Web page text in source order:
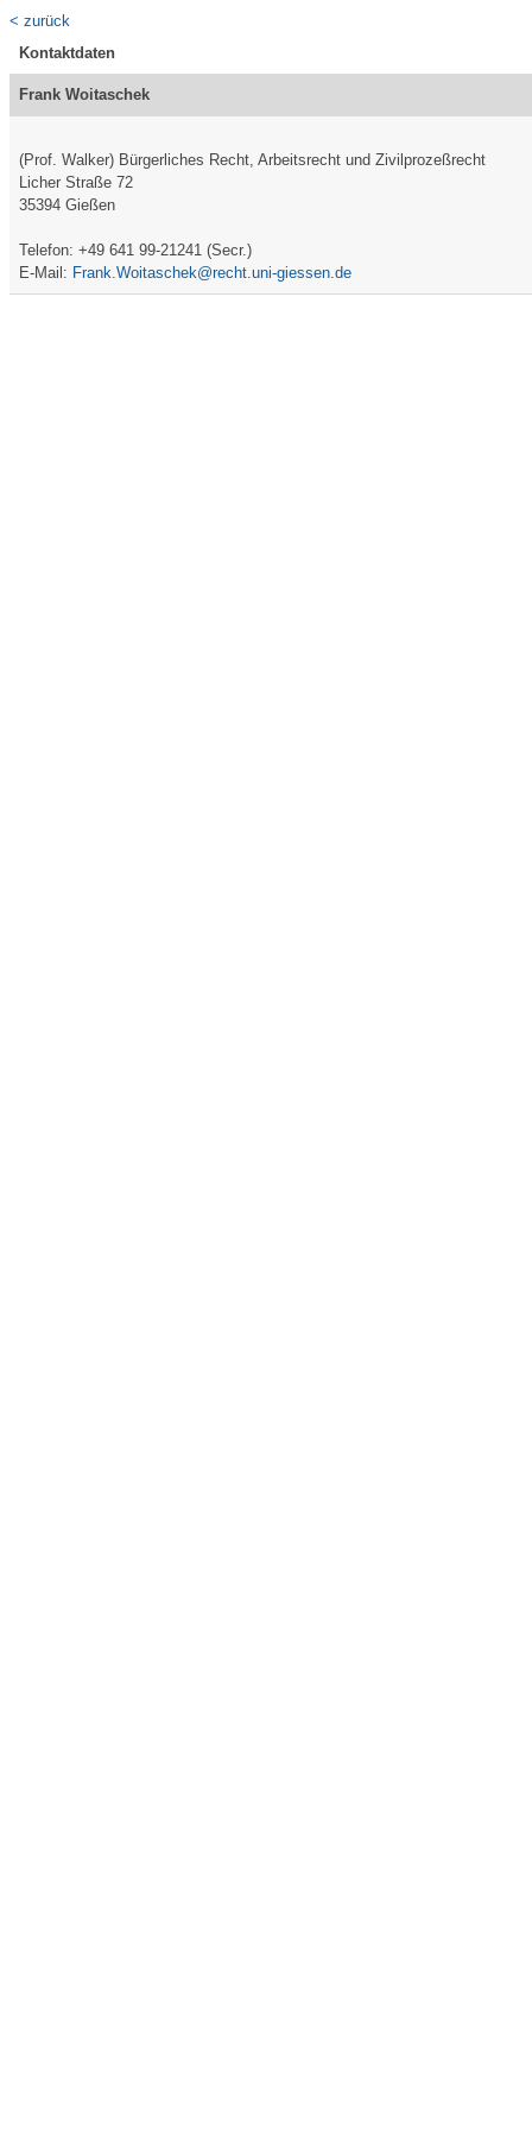
< zurück
Kontaktdaten
Frank Woitaschek
(Prof. Walker) Bürgerliches Recht, Arbeitsrecht und Zivilprozeßrecht
Licher Straße 72
35394 Gießen
Telefon: +49 641 99-21241 (Secr.)
E-Mail: Frank.Woitaschek@recht.uni-giessen.de